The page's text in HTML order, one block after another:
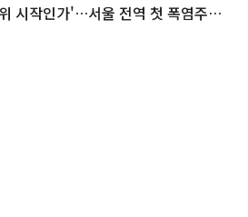
시작인가'…서울 전역 첫 폭염주의